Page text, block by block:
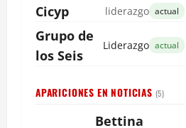
Cicyp liderazgo actual
Grupo de
los Seis
Liderazgo actual
APARICIONES EN NOTICIAS (5)
Bettina